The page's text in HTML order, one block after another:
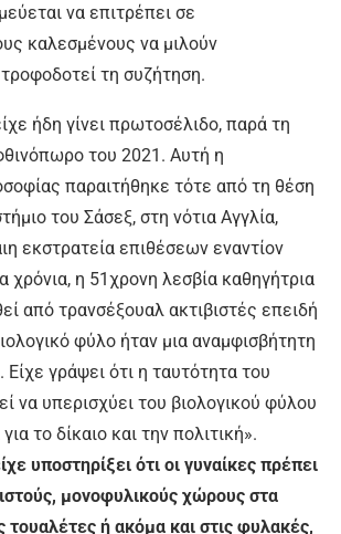
να επιτρέπει σε
καλεσμένους να μιλούν
τη συζήτηση.
ήδη γίνει πρωτοσέλιδο, παρά τη
του 2021. Αυτή η
παραιτήθηκε τότε από τη θέση
του Σάσεξ, στη νότια Αγγλία,
εκστρατεία επιθέσεων εναντίον
χρόνια, η 51χρονη λεσβία καθηγήτρια
από τρανσέξουαλ ακτιβιστές επειδή
φύλο ήταν μια αναμφισβήτητη
Είχε γράψει ότι η ταυτότητα του
να υπερισχύει του βιολογικού φύλου
το δίκαιο και την πολιτική».
υποστηρίξει ότι οι γυναίκες πρέπει
μονοφυλικούς χώρους στα
τουαλέτες ή ακόμα και στις φυλακές,